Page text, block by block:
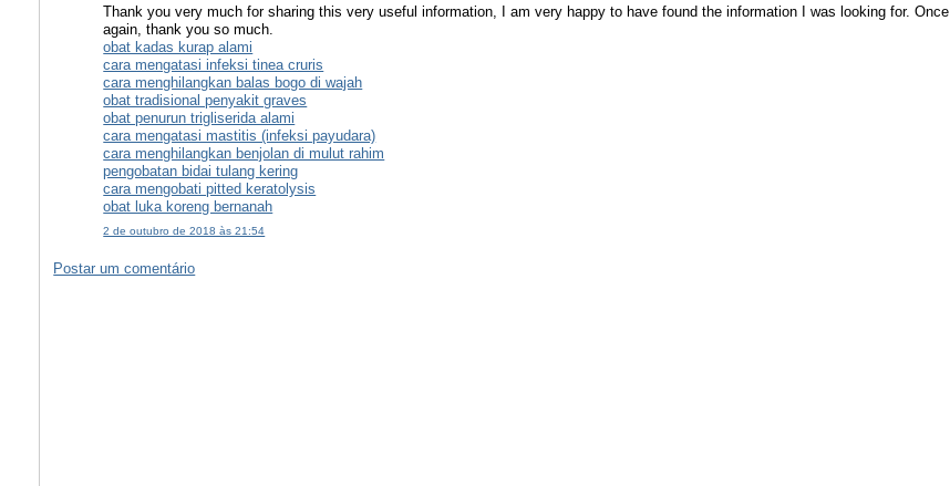
Thank you very much for sharing this very useful information, I am very happy to have found the information I was looking for. Once
again, thank you so much.
obat kadas kurap alami
cara mengatasi infeksi tinea cruris
cara menghilangkan balas bogo di wajah
obat tradisional penyakit graves
obat penurun trigliserida alami
cara mengatasi mastitis (infeksi payudara)
cara menghilangkan benjolan di mulut rahim
pengobatan bidai tulang kering
cara mengobati pitted keratolysis
obat luka koreng bernanah
2 de outubro de 2018 às 21:54
Postar um comentário